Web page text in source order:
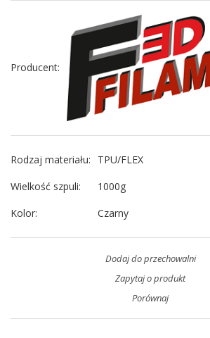
Producent:
Rodzaj materiału:
TPU/FLEX
Wielkość szpuli:
1000g
Kolor: Czarny
Dodaj do przechowalni
Zapytaj o produkt
Porównaj